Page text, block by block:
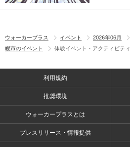
ウォーカープラス イベント 2026年06月
幌市のイベント
体験イベント・アクティビティ
利用規約
推奨環境
ウォーカープラスとは
プレスリリース・情報提供